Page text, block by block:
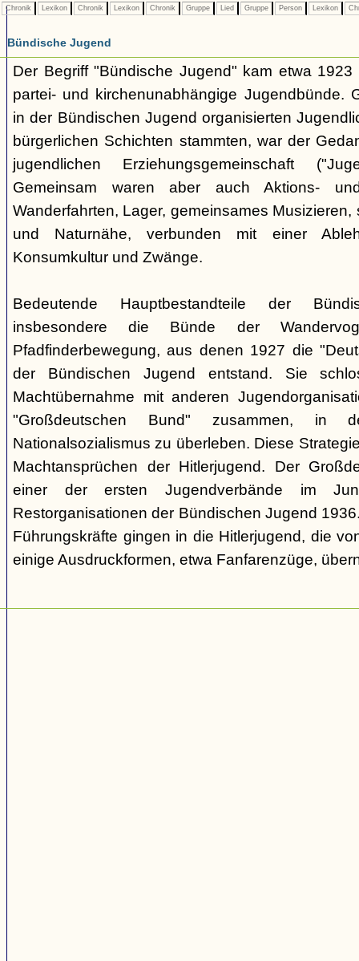
Chronik Lexikon Chronik Lexikon Chronik Gruppe Lied Gruppe Person Lexikon
Bündische Jugend
Der Begriff "Bündische Jugend" kam etwa
partei- und kirchenunabhängige Jugendbünde.
in der Bündischen Jugend organisierten
bürgerlichen Schichten stammten, war der
jugendlichen Erziehungsgemeinschaft
Gemeinsam waren aber auch Aktions-
Wanderfahrten, Lager, gemeinsames
und Naturnähe, verbunden mit einer
Konsumkultur und Zwänge.
Bedeutende Hauptbestandteile der
insbesondere die Bünde der
Pfadfinderbewegung, aus denen 1927 die
der Bündischen Jugend entstand. Sie
Machtübernahme mit anderen
"Großdeutschen Bund" zusammen,
Nationalsozialismus zu überleben. Diese
Machtansprüchen der Hitlerjugend. Der
einer der ersten Jugendverbände im
Restorganisationen der Bündischen Jugend
Führungskräfte gingen in die Hitlerjugend, die
einige Ausdruckformen, etwa Fanfarenzüge,